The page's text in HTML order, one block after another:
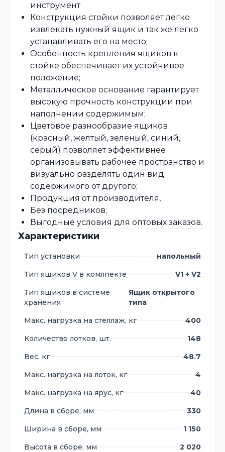
инструмент
Конструкция стойки позволяет легко
извлекать нужный ящик и так же легко
устанавливать его на место;
Особенность крепления ящиков к
стойке обеспечивает их устойчивое
положение;
Металлическое основание гарантирует
высокую прочность конструкции при
наполнении содержимым;
Цветовое разнообразие ящиков
(красный, желтый, зеленый, синий,
серый) позволяет эффективнее
организовывать рабочее пространство и
визуально разделять один вид
содержимого от другого;
Продукция от производителя,
Без посредников;
Выгодные условия для оптовых заказов.
Характеристики
Тип установки
напольный
Тип ящиков V в комлпекте
V1 + V2
Тип ящиков в системе
хранения
Ящик открытого
типа
Макс. нагрузка на стеллаж, кг
400
Количество лотков, шт.
148
Вес, кг
48.7
Макс. нагрузка на лоток, кг
4
Макс. нагрузка на ярус, кг
40
Длина в сборе, мм
330
Ширина в сборе, мм
1 150
Высота в сборе, мм
2 020